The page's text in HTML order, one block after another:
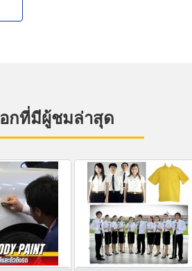
กที่มีผู้ชมล่าสุด